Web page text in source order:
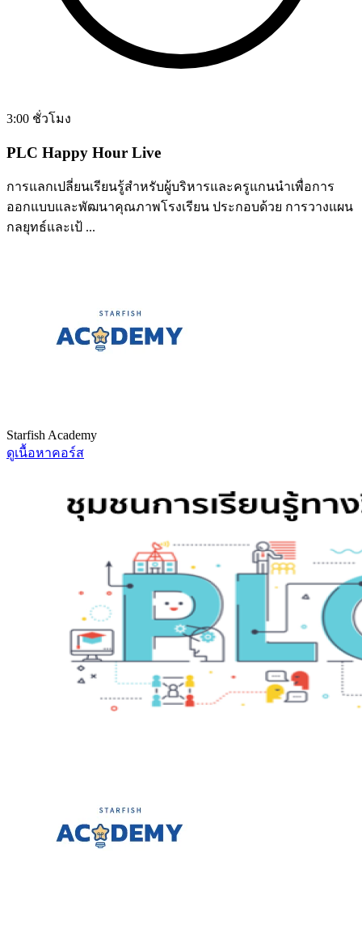
3:00 ชั่วโมง
PLC Happy Hour Live
การแลกเปลี่ยนเรียนรู้สำหรับผู้บริหารและครูแกนนำเพื่อการ
ออกแบบและพัฒนาคุณภาพโรงเรียน ประกอบด้วย การวางแผน
กลยุทธ์และเป้ ...
Starfish Academy
ดูเนื้อหาคอร์ส